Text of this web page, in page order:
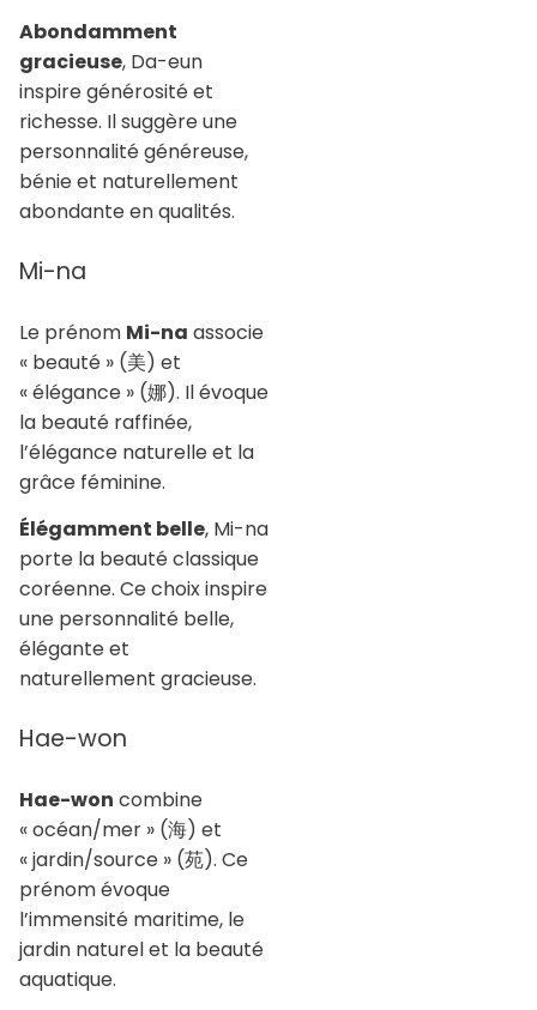
Abondamment
gracieuse, Da-eun
inspire générosité et
richesse. Il suggère une
personnalité généreuse,
bénie et naturellement
abondante en qualités.
Mi-na
Le prénom Mi-na associe
« beauté » (美) et
« élégance » (娜). Il évoque
la beauté raffinée,
l’élégance naturelle et la
grâce féminine.
Élégamment belle, Mi-na
porte la beauté classique
coréenne. Ce choix inspire
une personnalité belle,
élégante et
naturellement gracieuse.
Hae-won
Hae-won combine
« océan/mer » (海) et
« jardin/source » (苑). Ce
prénom évoque
l’immensité maritime, le
jardin naturel et la beauté
aquatique.